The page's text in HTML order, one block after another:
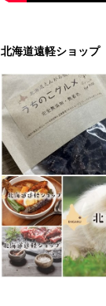
北海道遠軽ショップ